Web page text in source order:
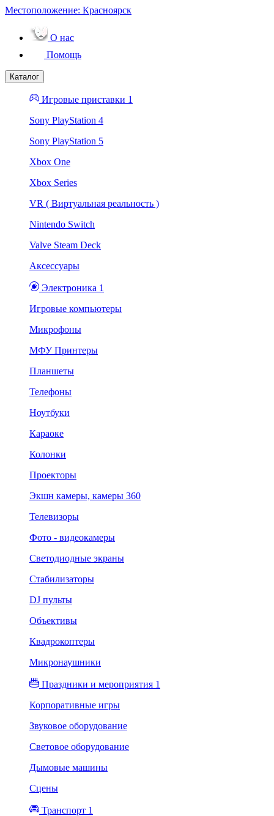
Местоположение: Красноярск
О нас
Помощь
Каталог
Игровые приставки 1
Sony PlayStation 4
Sony PlayStation 5
Xbox One
Xbox Series
VR ( Виртуальная реальность )
Nintendo Switch
Valve Steam Deck
Аксессуары
Электроника 1
Игровые компьютеры
Микрофоны
МФУ Принтеры
Планшеты
Телефоны
Ноутбуки
Караоке
Колонки
Проекторы
Экшн камеры, камеры 360
Телевизоры
Фото - видеокамеры
Светодиодные экраны
Стабилизаторы
DJ пульты
Объективы
Квадрокоптеры
Микронаушники
Праздники и мероприятия 1
Корпоративные игры
Звуковое оборудование
Световое оборудование
Дымовые машины
Сцены
Транспорт 1